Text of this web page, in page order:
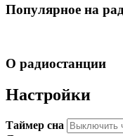
Популярное на
О радиостанции
Настройки
Таймер сна